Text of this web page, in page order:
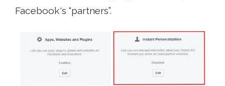
Facebook's “partners”.